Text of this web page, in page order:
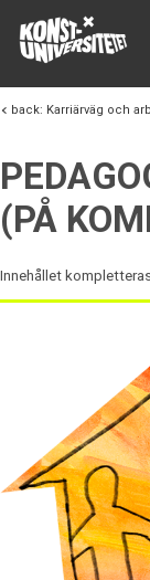
Skip to content
back: Karriärväg och
(PÅ
Innehållet